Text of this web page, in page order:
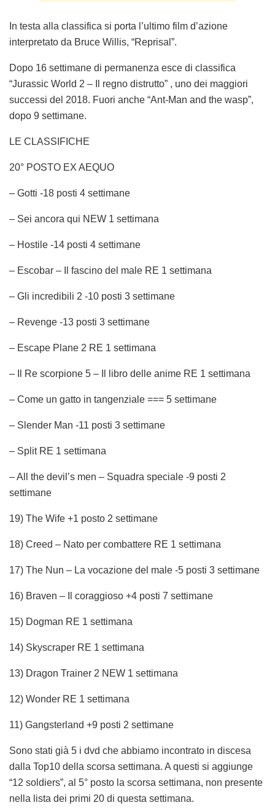
In testa alla classifica si porta l’ultimo film d’azione
interpretato da Bruce Willis, “Reprisal”.
Dopo 16 settimane di permanenza esce di classifica
“Jurassic World 2 – Il regno distrutto” , uno dei maggiori
successi del 2018. Fuori anche “Ant-Man and the wasp”,
dopo 9 settimane.
LE CLASSIFICHE
20° POSTO EX AEQUO
– Gotti -18 posti 4 settimane
– Sei ancora qui NEW 1 settimana
– Hostile -14 posti 4 settimane
– Escobar – Il fascino del male RE 1 settimana
– Gli incredibili 2 -10 posti 3 settimane
– Revenge -13 posti 3 settimane
– Escape Plane 2 RE 1 settimana
– Il Re scorpione 5 – Il libro delle anime RE 1 settimana
– Come un gatto in tangenziale === 5 settimane
– Slender Man -11 posti 3 settimane
– Split RE 1 settimana
– All the devil’s men – Squadra speciale -9 posti 2
settimane
19) The Wife +1 posto 2 settimane
18) Creed – Nato per combattere RE 1 settimana
17) The Nun – La vocazione del male -5 posti 3 settimane
16) Braven – Il coraggioso +4 posti 7 settimane
15) Dogman RE 1 settimana
14) Skyscraper RE 1 settimana
13) Dragon Trainer 2 NEW 1 settimana
12) Wonder RE 1 settimana
11) Gangsterland +9 posti 2 settimane
Sono stati già 5 i dvd che abbiamo incontrato in discesa
dalla Top10 della scorsa settimana. A questi si aggiunge
“12 soldiers”, al 5° posto la scorsa settimana, non presente
nella lista dei primi 20 di questa settimana.